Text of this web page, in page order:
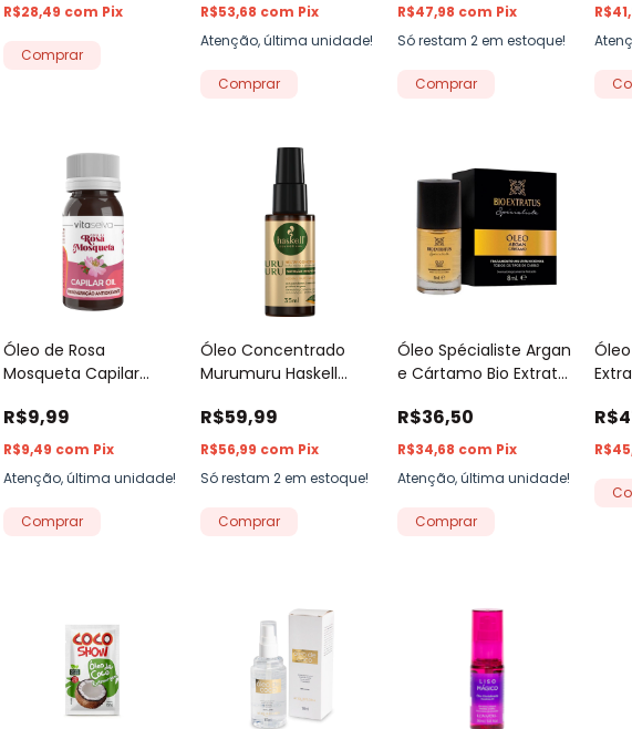
R$28,49 com Pix
Comprar
R$53,68 com Pix
Atenção, última unidade!
R$47,98 com Pix
Só restam2em estoque!
Óleo de Rosa
Mosqueta Capilar
100% Puro 30ml
R$9,99
R$9,49 com Pix
Atenção, última unidade!
Óleo Concentrado
Murumuru Haskell
R$59,99
R$56,99 com Pix
Só restam2em estoque!
Óleo Spécialiste Argan
e Cártamo Bio Extratus
R$36,50
R$34,68 com Pix
Atenção, última unidade!